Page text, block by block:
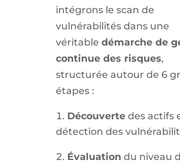
intégrons le scan de
vulnérabilités dans une
véritable démarche de
continue des risques,
structurée autour de 6
étapes :
Découvertedes actifs
détection des
Évaluation du niveau